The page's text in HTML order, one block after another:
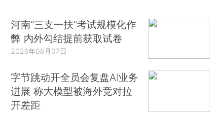
河南“三支一扶”考试规模化作
弊 内外勾结提前获取试卷
2026年08月07日
字节跳动开全员会复盘AI业务
进展 称大模型被海外竞对拉
开差距